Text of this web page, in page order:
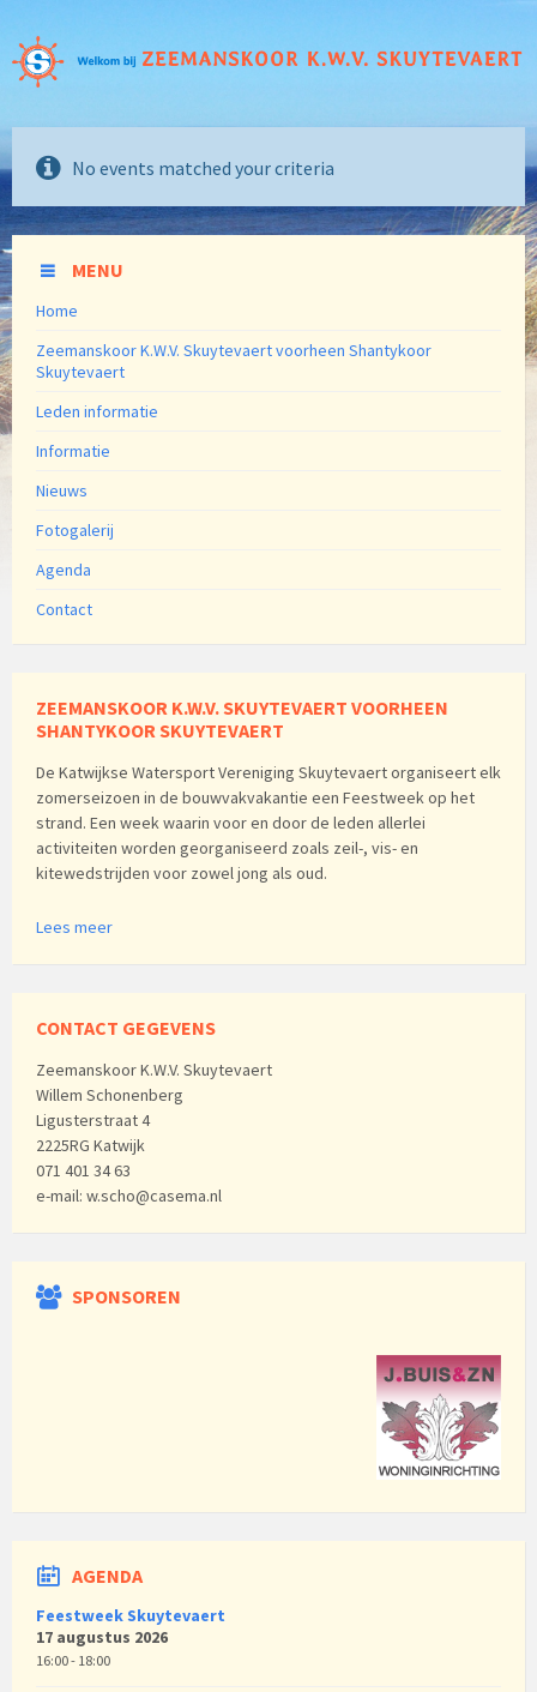
No events matched your criteria
MENU
Home
Zeemanskoor K.W.V. Skuytevaert voorheen Shantykoor
Skuytevaert
Leden informatie
Informatie
Nieuws
Fotogalerij
Agenda
Contact
ZEEMANSKOOR K.W.V. SKUYTEVAERT VOORHEEN
SHANTYKOOR SKUYTEVAERT
De Katwijkse Watersport Vereniging Skuytevaert organiseert elk
zomerseizoen in de bouwvakvakantie een Feestweek op het
strand. Een week waarin voor en door de leden allerlei
activiteiten worden georganiseerd zoals zeil-, vis- en
kitewedstrijden voor zowel jong als oud.
Lees meer
CONTACT GEGEVENS
Zeemanskoor K.W.V. Skuytevaert
Willem Schonenberg
Ligusterstraat 4
2225RG Katwijk
071 401 34 63
e-mail: w.scho@casema.nl
SPONSOREN
AGENDA
Feestweek Skuytevaert
17 augustus 2026
16:00 - 18:00